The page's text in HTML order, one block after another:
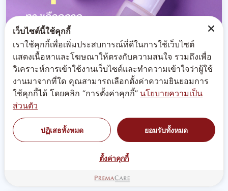
CGE 49 พี.ซี. บาคูชิอัล อัลเทอร์เนทีฟ รีไฟน์นิ่ง ซีรั่ม
P.C. BAKUCHIOL ALTERNATIVE REFINING
SERUM
สัมผัสพลังจากธรรมชาติสู่ความงามเหนือระดับ ด้วยซีรั่ม
บำรุงผิวหน้า เข้มข้นด้วยส่วนผสมจากธรรมชาติอันทรง
คุณค่าจาก Bio-Active ingredients ผสานกับ Bakuchiol
ซึ่งอุดมด้วยสารแอนตี้ออกซิแดนท์ เสริมด้วยเปปไทด์อ...
เว็บไซต์นี้ใช้คุกกี้
เราใช้คุกกี้เพื่อเพิ่มประสบการณ์ที่ดีในการใช้เว็บไซต์
แสดงเนื้อหาและโฆษณาให้ตรงกับความสนใจ รวมถึงเพื่อ
วิเคราะห์การเข้าใช้งานเว็บไซต์และทำความเข้าใจว่าผู้ใช้
งานมาจากที่ใด คุณสามารถเลือกตั้งค่าความยินยอมการ
ใช้คุกกี้ได้ โดยคลิก “การตั้งค่าคุกกี้” นโยบายความเป็น
ส่วนตัว
ปฏิเสธทั้งหมด ยอมรับทั้งหมด
ตั้งค่าคุกกี้